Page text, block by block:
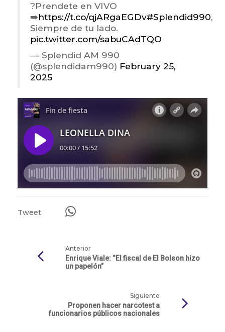
?Prendete en VIVO
➡️https://t.co/qjARgaEGDv#Splendid990,
Siempre de tu lado.
pic.twitter.com/sabuCAdTQO
— Splendid AM 990
(@splendidam990) February 25,
2025
Tweet
Anterior
Enrique Viale: “El fiscal de El Bolson hizo
un papelón”
Siguiente
Proponen hacer narcotest a
funcionarios públicos nacionales